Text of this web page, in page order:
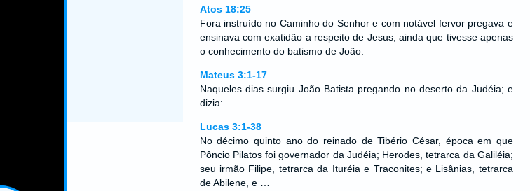
Atos 18:25
Fora instruído no Caminho do Senhor e com notável fervor pregava e
ensinava com exatidão a respeito de Jesus, ainda que tivesse apenas
o conhecimento do batismo de João.
Mateus 3:1-17
Naqueles dias surgiu João Batista pregando no deserto da Judéia; e
dizia: …
Lucas 3:1-38
No décimo quinto ano do reinado de Tibério César, época em que
Pôncio Pilatos foi governador da Judéia; Herodes, tetrarca da Galiléia;
seu irmão Filipe, tetrarca da Ituréia e Traconites; e Lisânias, tetrarca
de Abilene, e …